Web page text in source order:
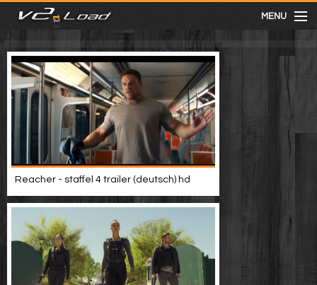
MENU
meist gesehen
neuste
kategorien
Menu
mit facebook anmelden
Informationen
Reacher - staffel 4 trailer (deutsch) hd